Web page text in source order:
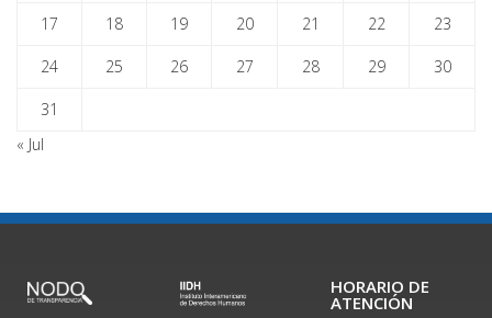
17 18 19 20 21 22 23
24 25 26 27 28 29 30
31
« Jul
HORARIO DE
ATENCIÓN